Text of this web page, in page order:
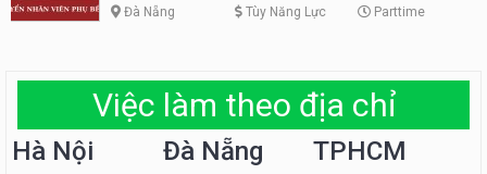
Đà Nẵng Tùy Năng Lực Parttime
Việc làm theo địa chỉ
Hà Nội Đà Nẵng TPHCM